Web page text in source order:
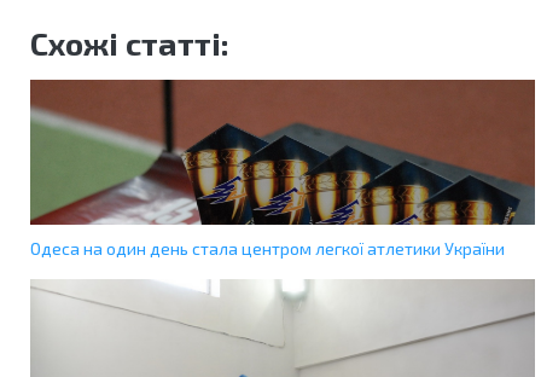
Схожі статті:
Одеса на один день стала центром легкої атлетики України